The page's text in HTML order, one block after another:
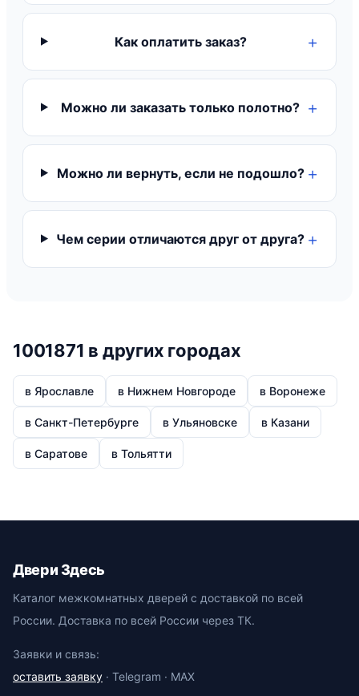
Как оплатить заказ?
Можно ли заказать только полотно?
Можно ли вернуть, если не подошло?
Чем серии отличаются друг от друга?
1001871 в других городах
в Ярославле в Нижнем Новгороде в Воронеже
в Санкт-Петербурге в Ульяновске в Казани
в Саратове в Тольятти
Двери Здесь
Каталог межкомнатных дверей с доставкой по всей
России. Доставка по всей России через ТК.
Заявки и связь:
оставить заявку · Telegram · MAX